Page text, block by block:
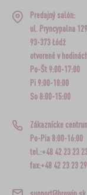
Predajný salón:
ul. Pryncypalna
93-373 Łódź
otvorené v
Po-Št 9:00-17:00
Pi 9:00-18:00
So 8:00-15:00
Zákaznícke
Po-Pia 8:00-16:00
tel.:+48 42 23 23
fax:+48 42 23 23